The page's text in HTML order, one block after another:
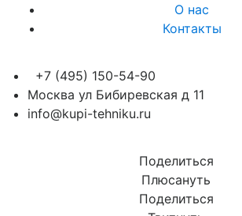
О нас
Контакты
+7 (495) 150-54-90
Москва ул Бибиревская д 11
info@kupi-tehniku.ru
Поделиться
Плюсануть
Поделиться